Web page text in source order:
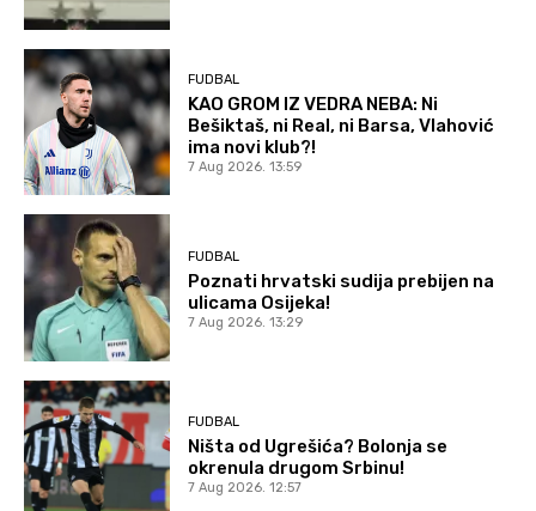
FUDBAL
KAO GROM IZ VEDRA NEBA: Ni
Bešiktaš, ni Real, ni Barsa, Vlahović
ima novi klub?!
7 Aug 2026. 13:59
FUDBAL
Poznati hrvatski sudija prebijen na
ulicama Osijeka!
7 Aug 2026. 13:29
FUDBAL
Ništa od Ugrešića? Bolonja se
okrenula drugom Srbinu!
7 Aug 2026. 12:57